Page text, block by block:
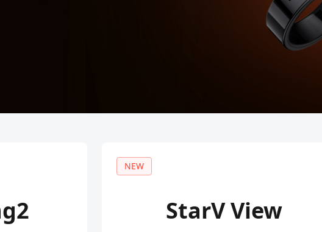
NEW
StarV View